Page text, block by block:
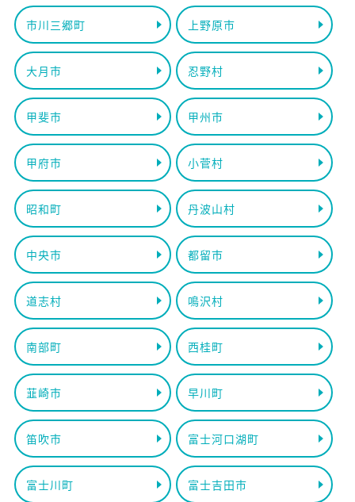
市川三郷町 上野原市
大月市 忍野村
甲斐市 甲州市
甲府市 小菅村
昭和町 丹波山村
中央市 都留市
道志村 鳴沢村
南部町 西桂町
韮崎市 早川町
笛吹市 富士河口湖町
富士川町 富士吉田市